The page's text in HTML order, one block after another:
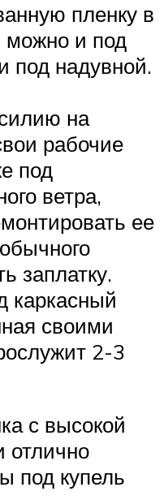
пленку в
можно и под
под надувной.
на
рабочие
под
ветра,
ее
заплатку.
каркасный
своими
2-3
с высокой
отлично
под купель